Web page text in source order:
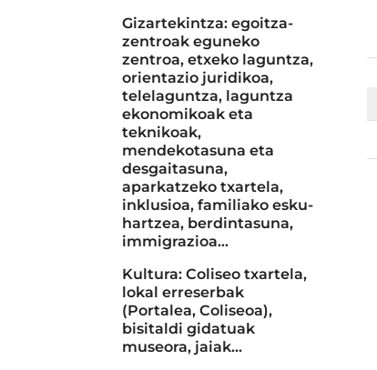
Gizartekintza: egoitza-
zentroak eguneko
zentroa, etxeko laguntza,
orientazio juridikoa,
telelaguntza, laguntza
ekonomikoak eta
teknikoak,
mendekotasuna eta
desgaitasuna,
aparkatzeko txartela,
inklusioa, familiako esku-
hartzea, berdintasuna,
immigrazioa...
Kultura: Coliseo txartela,
lokal erreserbak
(Portalea, Coliseoa),
bisitaldi gidatuak
museora, jaiak...